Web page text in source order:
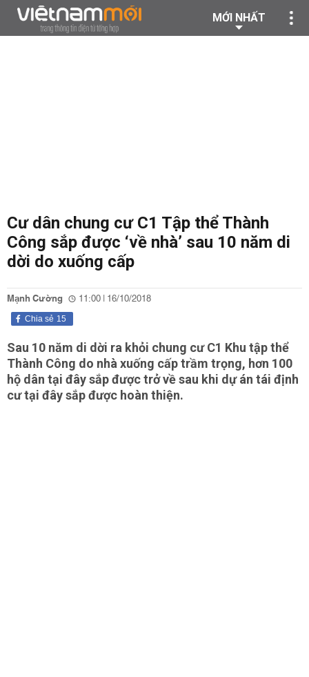
MỚI NHẤT
Cư dân chung cư C1 Tập thể Thành
Công sắp được ‘về nhà’ sau 10 năm di
dời do xuống cấp
Mạnh Cường 11:00 | 16/10/2018
15
Chia sẻ
Sau 10 năm di dời ra khỏi chung cư C1 Khu tập thể
Thành Công do nhà xuống cấp trầm trọng, hơn 100
hộ dân tại đây sắp được trở về sau khi dự án tái định
cư tại đây sắp được hoàn thiện.